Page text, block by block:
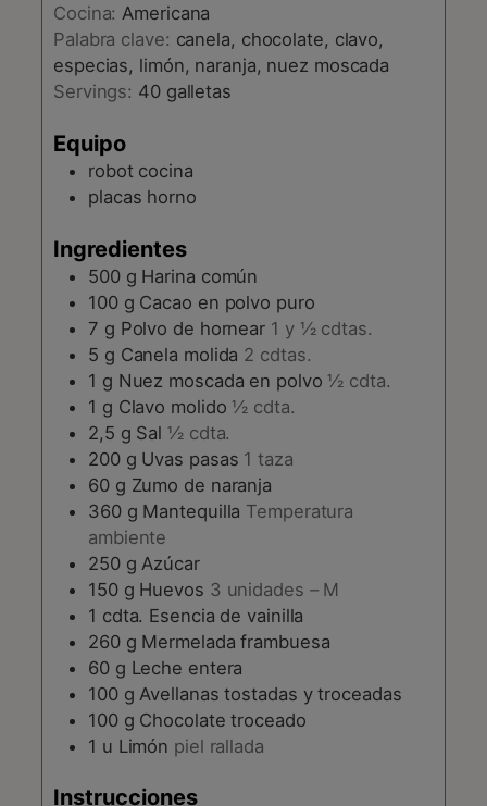
Cocina: Americana
Palabra clave: canela, chocolate, clavo,
especias, limón, naranja, nuez moscada
Servings: 40 galletas
Equipo
robot cocina
placas horno
Ingredientes
500 g Harina común
100 g Cacao en polvo puro
7 g Polvo de hornear 1 y ½ cdtas.
5 g Canela molida 2 cdtas.
1 g Nuez moscada en polvo ½ cdta.
1 g Clavo molido ½ cdta.
2,5 g Sal ½ cdta.
200 g Uvas pasas 1 taza
60 g Zumo de naranja
360 g Mantequilla Temperatura
ambiente
250 g Azúcar
150 g Huevos 3 unidades – M
1 cdta. Esencia de vainilla
260 g Mermelada frambuesa
60 g Leche entera
100 g Avellanas tostadas y troceadas
100 g Chocolate troceado
1 u Limón piel rallada
Instrucciones